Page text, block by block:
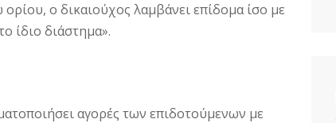
ο δικαιούχος λαμβάνει επίδομα ίσο με
ίδιο διάστημα».
αγορές των επιδοτούμενων με